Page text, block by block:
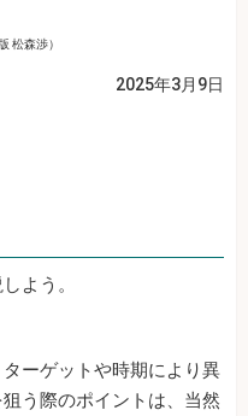
松森渉）
2025年3月9日
よう。
ーゲットや時期により異
う際のポイントは、当然